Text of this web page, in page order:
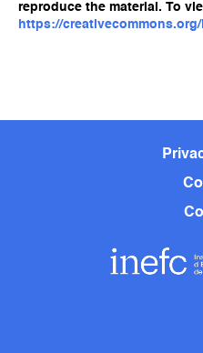
reproduce the material. To
https://